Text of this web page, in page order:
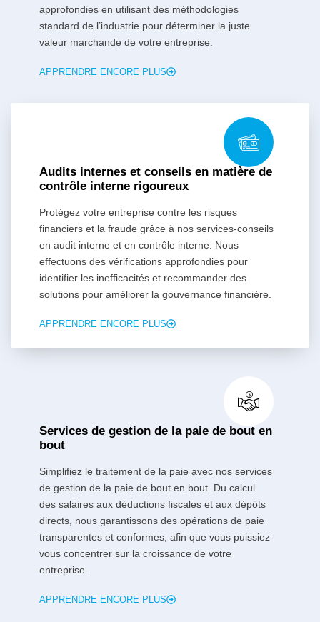
approfondies en utilisant des méthodologies
standard de l’industrie pour déterminer la juste
valeur marchande de votre entreprise.
APPRENDRE ENCORE PLUS
Audits internes et conseils en matière de
contrôle interne rigoureux
Protégez votre entreprise contre les risques
financiers et la fraude grâce à nos services-conseils
en audit interne et en contrôle interne. Nous
effectuons des vérifications approfondies pour
identifier les inefficacités et recommander des
solutions pour améliorer la gouvernance financière.
APPRENDRE ENCORE PLUS
Services de gestion de la paie de bout en
bout
Simplifiez le traitement de la paie avec nos services
de gestion de la paie de bout en bout. Du calcul
des salaires aux déductions fiscales et aux dépôts
directs, nous garantissons des opérations de paie
transparentes et conformes, afin que vous puissiez
vous concentrer sur la croissance de votre
entreprise.
APPRENDRE ENCORE PLUS